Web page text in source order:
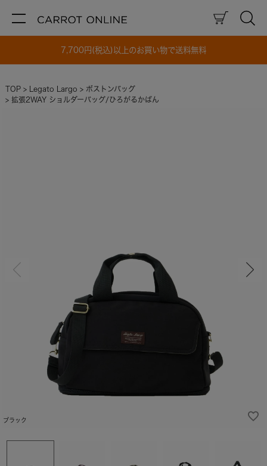
7,700円(税込)以上のお買い物で送料無料
TOP Legato Largo
ボストンバッグ
拡張2WAY ショルダーバッグ/ひろがるかばん
ブラック